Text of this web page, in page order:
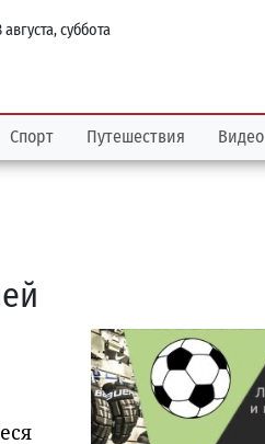
августа, суббота
Спорт Путешествия Видео